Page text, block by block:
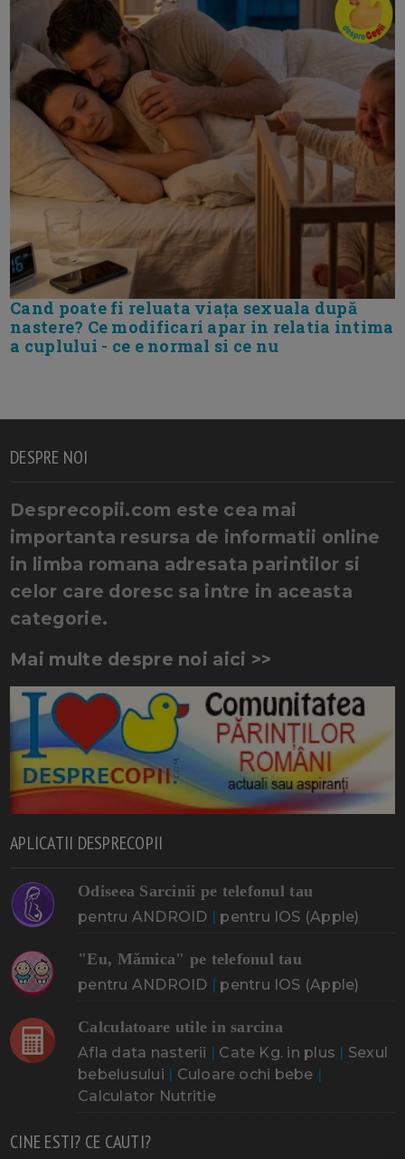
Cand poate fi reluata viața sexuala după
nastere? Ce modificari apar in relatia intima
a cuplului - ce e normal si ce nu
DESPRE NOI
Desprecopii.com este cea mai
importanta resursa de informatii online
in limba romana adresata parintilor si
celor care doresc sa intre in aceasta
categorie.
Mai multe despre noi aici >>
APLICATII DESPRECOPII
Odiseea Sarcinii pe telefonul tau
pentru ANDROID | pentru IOS (Apple)
"Eu, Mămica" pe telefonul tau
pentru ANDROID | pentru IOS (Apple)
Calculatoare utile in sarcina
Afla data nasterii | Cate Kg. in plus | Sexul
bebelusului | Culoare ochi bebe |
Calculator Nutritie
CINE ESTI? CE CAUTI?